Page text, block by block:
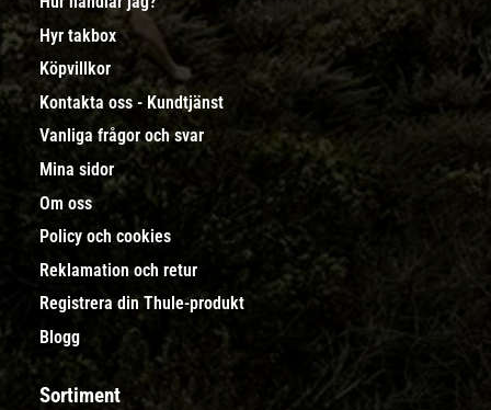
Hyr takbox
Köpvillkor
Kontakta oss - Kundtjänst
Vanliga frågor och svar
Mina sidor
Om oss
Policy och cookies
Reklamation och retur
Registrera din Thule-produkt
Blogg
Sortiment